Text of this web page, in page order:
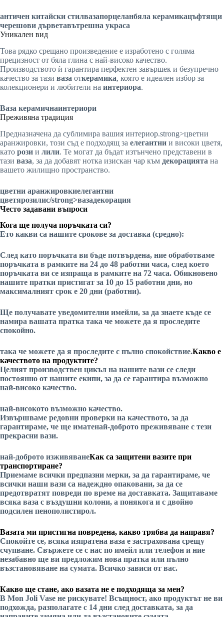
античен китайски стилвазапорцеланбяла керамикацъфтящи
черешови дърветавътрешна украса
Уникален вид
Това рядко срещано произведение е изработено с голяма
прецизност от бяла глина с най-високо качество.
Производството ѝ гарантира перфектен завършек и безупречно
качество за тази ваза откерамика, която е идеален избор за
колекционери и любители на интериора.
Ваза керамичнаинтериори
Преживяна традиция
Предназначена да сублимира вашия интериор.strong>цветни
аранжировки, този съд е подходящ за елегантни и високи цветя,
като рози и лили. Те могат да бъдат изтънчено представени в
тази ваза, за да добавят нотка изискан чар към декорацията на
вашето жилищно пространство.
цветни аранжировкиелегантни
цветярозилис/strong>вазадекорация
Често задавани въпроси
Кога ще получа поръчката си?
Ето какви са нашите срокове за доставка (средно):
След като поръчката ви бъде потвърдена, ние обработваме
поръчката в рамките на 24 до 48 работни часа, след което
поръчката ви се изпраща в рамките на 72 часа. Обикновено
нашите пратки пристигат за 10 до 15 работни дни, но
максималният срок е 20 дни (работни).
Ще получавате уведомителни имейли, за да знаете къде се
намира вашата пратка така че можете да я проследите
спокойно.
така че можете да я проследите с пълно спокойствие.Какво е
качеството на продуктите?
Целият производствен цикъл на нашите вази се следи
постоянно от нашите екипи, за да се гарантира възможно
най-високо качество.
най-високото възможно качество.
Извършваме редовни проверки на качеството, за да
гарантираме, че ще иматенай-доброто преживяване с тези
прекрасни вази.
най-доброто изживяванеКак са защитени вазите при
транспортиране?
Приемаме всички предпазни мерки, за да гарантираме, че
всички наши вази са надеждно опаковани, за да се
предотвратят повреди по време на доставката. Защитаваме
всяка ваза с въздушни колони, а понякога и с двойно
подсилен пенополистирол.
Вазата ми пристигна повредена, какво трябва да направя?
Спокойте се, всяка изпратена ваза е застрахована срещу
счупване. Свържете се с нас по имейл или телефон и ние
незабавно ще ви предложим нова пратка или пълно
възстановяване на сумата. Всичко зависи от вас.
Какво ще стане, ако вазата не е подходяща за мен?
В Mon Joli Vase не рискувате! Всъщност, ако продуктът не ви
подхожда, разполагате с 14 дни след доставката, за да